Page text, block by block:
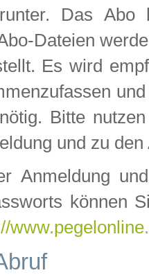
Das
Dateien
Es wird
Bitte
und zu
Anmeldung
können